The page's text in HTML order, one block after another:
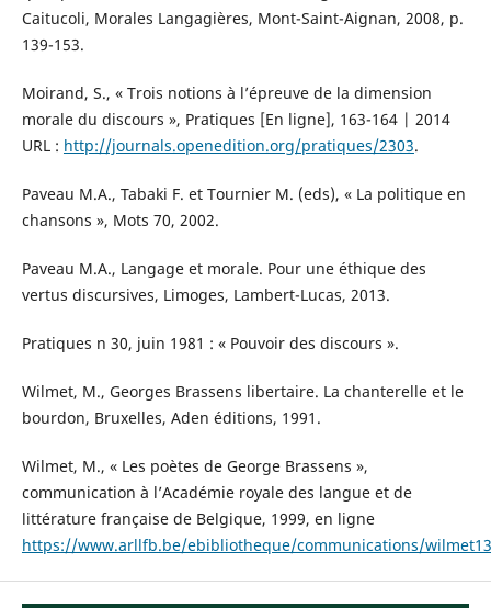
Caitucoli, Morales Langagières, Mont-Saint-Aignan, 2008, p.
139-153.
Moirand, S., « Trois notions à l’épreuve de la dimension
morale du discours », Pratiques [En ligne], 163-164 | 2014
URL : http://journals.openedition.org/pratiques/2303.
Paveau M.A., Tabaki F. et Tournier M. (eds), « La politique en
chansons », Mots 70, 2002.
Paveau M.A., Langage et morale. Pour une éthique des
vertus discursives, Limoges, Lambert-Lucas, 2013.
Pratiques n 30, juin 1981 : « Pouvoir des discours ».
Wilmet, M., Georges Brassens libertaire. La chanterelle et le
bourdon, Bruxelles, Aden éditions, 1991.
Wilmet, M., « Les poètes de George Brassens »,
communication à l’Académie royale des langue et de
littérature française de Belgique, 1999, en ligne
https://www.arllfb.be/ebibliotheque/communications/